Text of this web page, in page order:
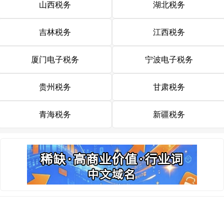
山西税务 湖北税务
吉林税务 江西税务
厦门电子税务 宁波电子税务
贵州税务 甘肃税务
青海税务 新疆税务